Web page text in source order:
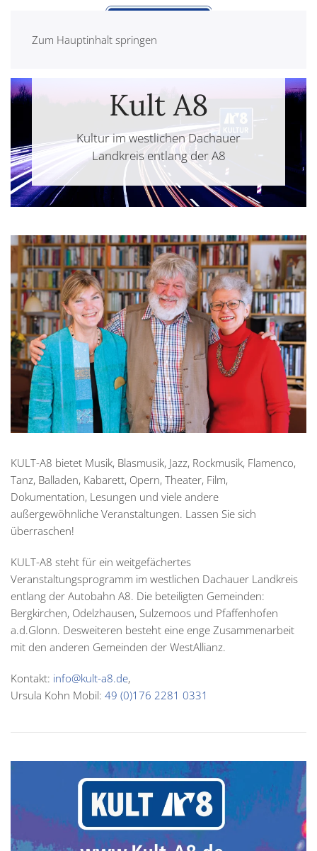
Zum Hauptinhalt springen
Kult A8
Kultur im westlichen Dachauer
Landkreis entlang der A8
KULT-A8 bietet Musik, Blasmusik, Jazz, Rockmusik, Flamenco,
Tanz, Balladen, Kabarett, Opern, Theater, Film,
Dokumentation, Lesungen und viele andere
außergewöhnliche Veranstaltungen. Lassen Sie sich
überraschen!
KULT-A8 steht für ein weitgefächertes
Veranstaltungsprogramm im westlichen Dachauer Landkreis
entlang der Autobahn A8. Die beteiligten Gemeinden:
Bergkirchen, Odelzhausen, Sulzemoos und Pfaffenhofen
a.d.Glonn. Desweiteren besteht eine enge Zusammenarbeit
mit den anderen Gemeinden der WestAllianz.
Kontakt: info@kult-a8.de,
Ursula Kohn Mobil: 49 (0)176 2281 0331